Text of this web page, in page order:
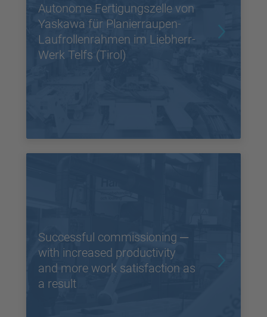
Autonome Fertigungszelle von
Yaskawa für Planierraupen-
Laufrollenrahmen im Liebherr-
Werk Telfs (Tirol)
Successful commissioning ─
with increased productivity
and more work satisfaction as
a result